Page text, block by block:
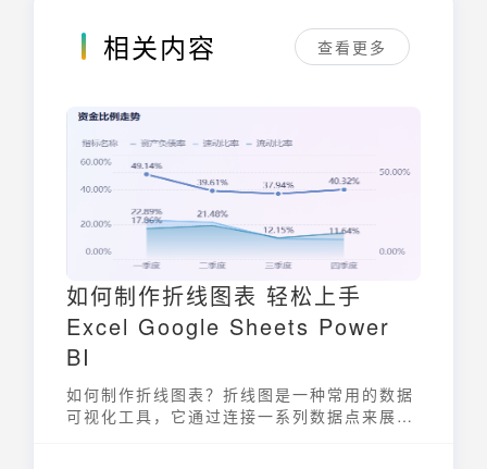
相关内容 查看更多
如何制作折线图表 轻松上手
Excel Google Sheets Power
BI
如何制作折线图表？折线图是一种常用的数据
可视化工具，它通过连接一系列数据点来展示